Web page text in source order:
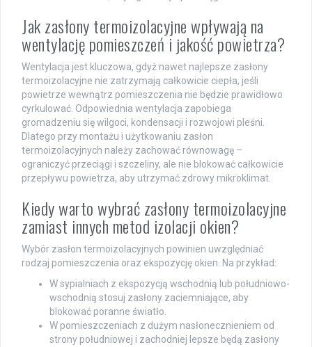
Jak zasłony termoizolacyjne wpływają na
wentylację pomieszczeń i jakość powietrza?
Wentylacja jest kluczowa, gdyż nawet najlepsze zasłony
termoizolacyjne nie zatrzymają całkowicie ciepła, jeśli
powietrze wewnątrz pomieszczenia nie będzie prawidłowo
cyrkulować. Odpowiednia wentylacja zapobiega
gromadzeniu się wilgoci, kondensacji i rozwojowi pleśni.
Dlatego przy montażu i użytkowaniu zasłon
termoizolacyjnych należy zachować równowagę –
ograniczyć przeciągi i szczeliny, ale nie blokować całkowicie
przepływu powietrza, aby utrzymać zdrowy mikroklimat.
Kiedy warto wybrać zasłony termoizolacyjne
zamiast innych metod izolacji okien?
Wybór zasłon termoizolacyjnych powinien uwzględniać
rodzaj pomieszczenia oraz ekspozycję okien. Na przykład:
W sypialniach z ekspozycją wschodnią lub południowo-
wschodnią stosuj zasłony zaciemniające, aby
blokować poranne światło.
W pomieszczeniach z dużym nasłonecznieniem od
strony południowej i zachodniej lepsze będą zasłony